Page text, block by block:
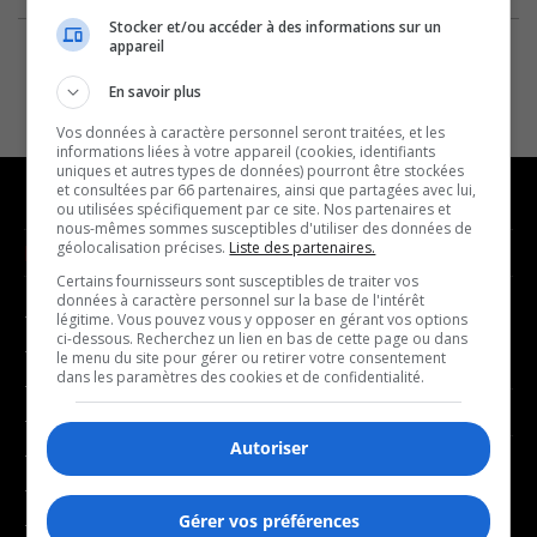
NOUVELLES
- Affaires municipales
- Communauté / Social
- Culture
- Économie
- Éducation
- Environnement
- Faits divers
MUSIQUE
- Décompte franco
- Joué récemment
BALADOS
- Affaires
- Art de vivre
Stocker et/ou accéder à des informations sur un
appareil
En savoir plus
Vos données à caractère personnel seront traitées, et les
informations liées à votre appareil (cookies, identifiants
uniques et autres types de données) pourront être stockées
et consultées par 66 partenaires, ainsi que partagées avec lui,
ou utilisées spécifiquement par ce site. Nos partenaires et
nous-mêmes sommes susceptibles d'utiliser des données de
géolocalisation précises. Liste des partenaires.
Certains fournisseurs sont susceptibles de traiter vos
données à caractère personnel sur la base de l'intérêt
légitime. Vous pouvez vous y opposer en gérant vos options
ci-dessous. Recherchez un lien en bas de cette page ou dans
le menu du site pour gérer ou retirer votre consentement
dans les paramètres des cookies et de confidentialité.
Autoriser
Gérer vos préférences